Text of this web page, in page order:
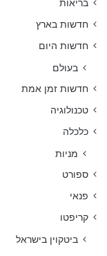
בריאות
חדשות בארץ
חדשות היום
בעולם
חדשות זמן אמת
טכנולוגיה
כלכלה
מניות
ספורט
פנאי
קריפטו
ביטקוין בישראל